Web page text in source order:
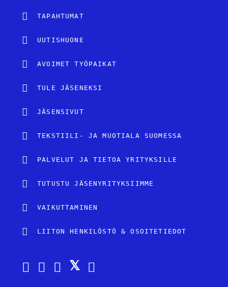
TAPAHTUMAT
UUTISHUONE
AVOIMET TYÖPAIKAT
TULE JÄSENEKSI
JÄSENSIVUT
TEKSTIILI- JA MUOTIALA SUOMESSA
PALVELUT JA TIETOA YRITYKSILLE
TUTUSTU JÄSENYRITYKSIIMME
VAIKUTTAMINEN
LIITON HENKILÖSTÖ & OSOITETIEDOT